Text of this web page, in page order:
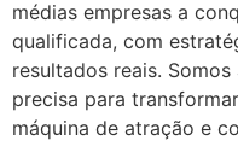
médias empresas a
qualificada, com
resultados reais.
precisa para
máquina de atração e